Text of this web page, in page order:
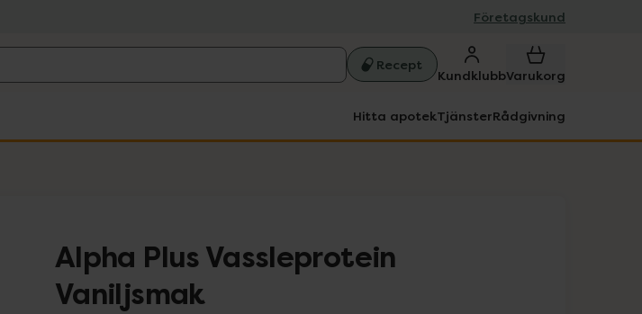
Företagskund
Recept
KundklubbVarukorg
Hitta apotekTjänsterRådgivning
Alpha Plus Vassleprotein
Vaniljsmak